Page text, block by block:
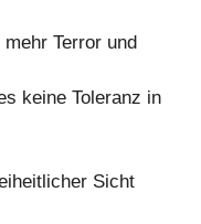
Terror und
keine Toleranz in
Sicht